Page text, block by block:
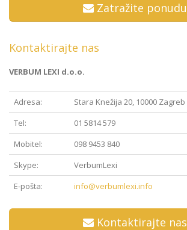
Zatražite ponudu
Kontaktirajte nas
VERBUM LEXI d.o.o.
Adresa:
Stara Knežija 20, 10000 Zagreb
Tel:
01 5814 579
Mobitel:
098 9453 840
Skype:
VerbumLexi
E-pošta:
info@verbumlexi.info
Kontaktirajte nas